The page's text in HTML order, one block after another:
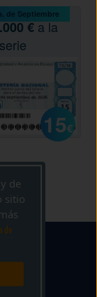
€a la
serie
de Septiembre
15€
de
sitio
de